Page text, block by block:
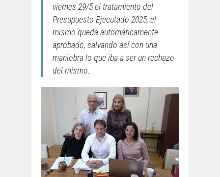
viernes 29/5 el tratamiento del
Presupuesto Ejecutado 2025, el
mismo queda automáticamente
aprobado, salvando así con una
maniobra lo que iba a ser un rechazo
del mismo.